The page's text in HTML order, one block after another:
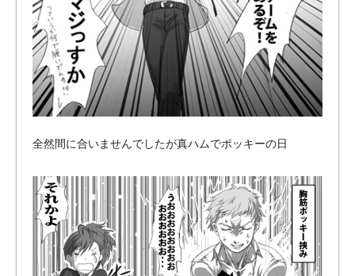
全然間に合いませんでしたが真ハムでポッキーの日